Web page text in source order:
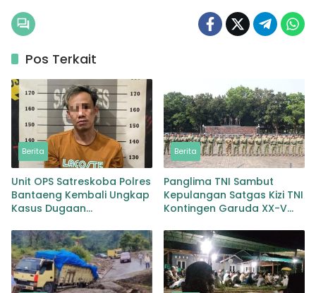
Pos Terkait
Berita
Unit OPS Satreskoba Polres
Bantaeng Kembali Ungkap
Kasus Dugaan
Peredaran Narkotika Jenis
Sabu
Berita
Panglima TNI Sambut
Kepulangan Satgas Kizi TNI
Kontingen Garuda XX-V